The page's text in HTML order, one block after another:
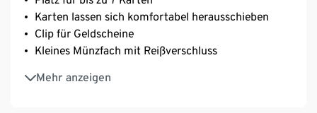
Karten lassen sich komfortabel herausschieben
Clip für Geldscheine
Kleines Münzfach mit Reißverschluss
Mehr anzeigen
Mit chromfrei gegerbtem Leder
Klassisches Portemonnaie, modern interpretiert